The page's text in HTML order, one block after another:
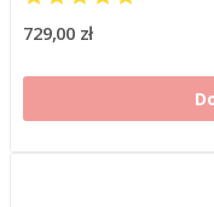
729,00 zł